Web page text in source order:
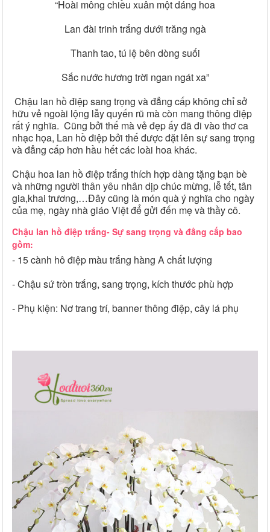
“Hoài mông chiều xuân một dáng hoa
Lan đài trinh trắng dưới trăng ngà
Thanh tao, tú lệ bên dòng suối
Sắc nước hương trời ngan ngát xa”
Chậu lan hồ điệp sang trọng và đẳng cấp không chỉ sở
hữu vẻ ngoài lộng lẫy quyến rũ mà còn mang thông điệp
rất ý nghĩa. Cũng bởi thế mà vẻ đẹp ấy đã đi vào thơ ca
nhạc họa, Lan hồ điệp bởi thế được đặt lên sự sang trọng
và đẳng cấp hơn hầu hết các loài hoa khác.
Chậu hoa lan hồ điệp trắng thích hợp dàng tặng bạn bè
và những người thân yêu nhân dịp chúc mừng, lễ tết, tân
gia,khai trương,…Đây cũng là món quà ý nghĩa cho ngày
của mẹ, ngày nhà giáo Việt để gửi đến mẹ và thầy cô.
Chậu lan hồ điệp trắng- Sự sang trọng và đẳng cấp bao
gồm:
- 15cành hô điệp màu trắng hàng A chất lượng
- Chậu sứ tròn trắng, sang trọng, kích thước phù hợp
- Phụ kiện: Nơ trang trí, banner thông điệp, cây lá phụ